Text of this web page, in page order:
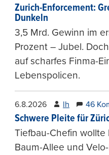
Zurich-Enforcement:
Dunkeln
3,5 Mrd. Gewinn im
Prozent – Jubel.
auf scharfes Finma-
Lebenspolicen.
6.8.2026 lh 46
Schwere Pleite für
Tiefbau-Chefin wollte
Baum-Allee und